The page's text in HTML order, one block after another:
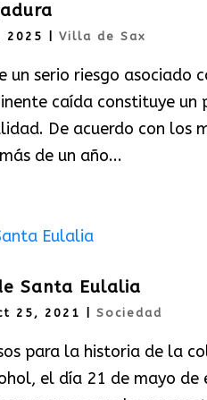
2025 Villa de Sax
serio riesgo asociado
caída constituye
De acuerdo con los
de un año...
Santa Eulalia
25, 2021 Sociedad
para la historia de la
el día 21 de mayo